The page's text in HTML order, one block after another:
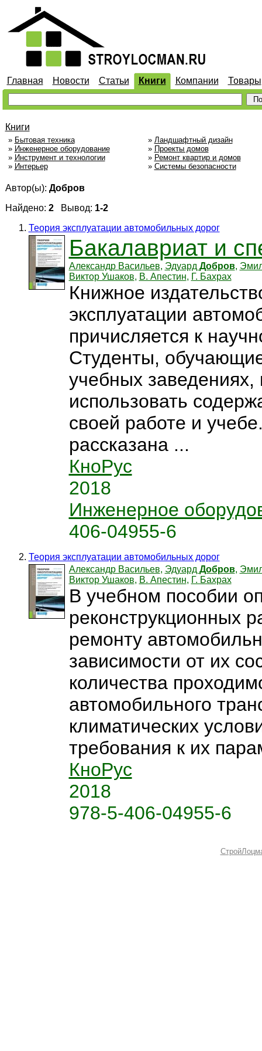
Главная Новости Статьи Книги Компании Товары
Книги
» Бытовая техника
» Инженерное оборудование
» Инструмент и технологии
» Интерьер
» Ландшафтный дизайн
» Проекты домов
» Ремонт квартир и домов
» Системы безопасности
Автор(ы): Добров
Найдено: 2Вывод: 1-2
Теория эксплуатации автомобильных дорог
Бакалавриат и
Александр Васильев, Эдуард Добров,
Виктор Ушаков, В. Апестин, Г. Бахрах
Книжное
эксплуатации
причисляется к
Студенты,
учебных заведениях,
использовать
своей работе и
рассказана ...
КноРус
2018
Инженерное
406-04955-6
Теория эксплуатации автомобильных дорог
Александр Васильев, Эдуард Добров,
Виктор Ушаков, В. Апестин, Г. Бахрах
В учебном пособии
реконструкционных
ремонту
зависимости от их
количества
автомобильного
климатических
требования к их
КноРус
2018
978-5-406-04955-6